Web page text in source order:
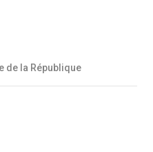
de la République